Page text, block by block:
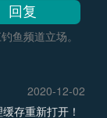
鱼频道立场。
2020-12-02
存重新打开！